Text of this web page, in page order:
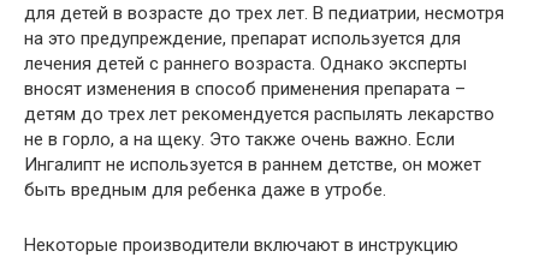
для детей в возрасте до трех лет. В педиатрии, несмотря
на это предупреждение, препарат используется для
лечения детей с раннего возраста. Однако эксперты
вносят изменения в способ применения препарата –
детям до трех лет рекомендуется распылять лекарство
не в горло, а на щеку. Это также очень важно. Если
Ингалипт не используется в раннем детстве, он может
быть вредным для ребенка даже в утробе.
Некоторые производители включают в инструкцию